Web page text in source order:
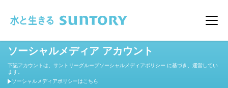
メ
ソーシャルメディア アカウント
下記アカウントは、サントリーグループソーシャルメディアポリシー に基づき、運営してい
ます。
ソーシャルメディアポリシーはこちら